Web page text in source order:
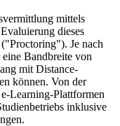
mittels
dieses
Je nach
Bandbreite von
mit Distance-
können. Von der
Learning-Plattformen
inklusive